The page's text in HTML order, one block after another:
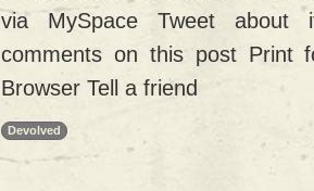
via MySpace Tweet about
comments on this post Print
Browser Tell a friend
Devolved